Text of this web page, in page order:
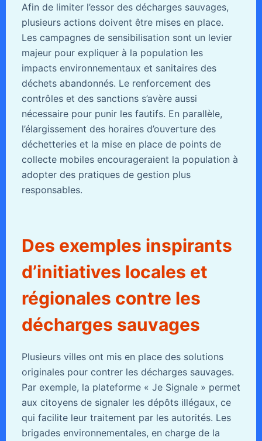
Afin de limiter l’essor des décharges sauvages,
plusieurs actions doivent être mises en place.
Les campagnes de sensibilisation sont un levier
majeur pour expliquer à la population les
impacts environnementaux et sanitaires des
déchets abandonnés. Le renforcement des
contrôles et des sanctions s’avère aussi
nécessaire pour punir les fautifs. En parallèle,
l’élargissement des horaires d’ouverture des
déchetteries et la mise en place de points de
collecte mobiles encourageraient la population à
adopter des pratiques de gestion plus
responsables.
Des exemples inspirants
d’initiatives locales et
régionales contre les
décharges sauvages
Plusieurs villes ont mis en place des solutions
originales pour contrer les décharges sauvages.
Par exemple, la plateforme « Je Signale » permet
aux citoyens de signaler les dépôts illégaux, ce
qui facilite leur traitement par les autorités. Les
brigades environnementales, en charge de la